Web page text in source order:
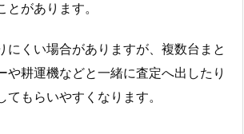
とがあります。
にくい場合がありますが、複数台まと
や耕運機などと一緒に査定へ出したり
もらいやすくなります。